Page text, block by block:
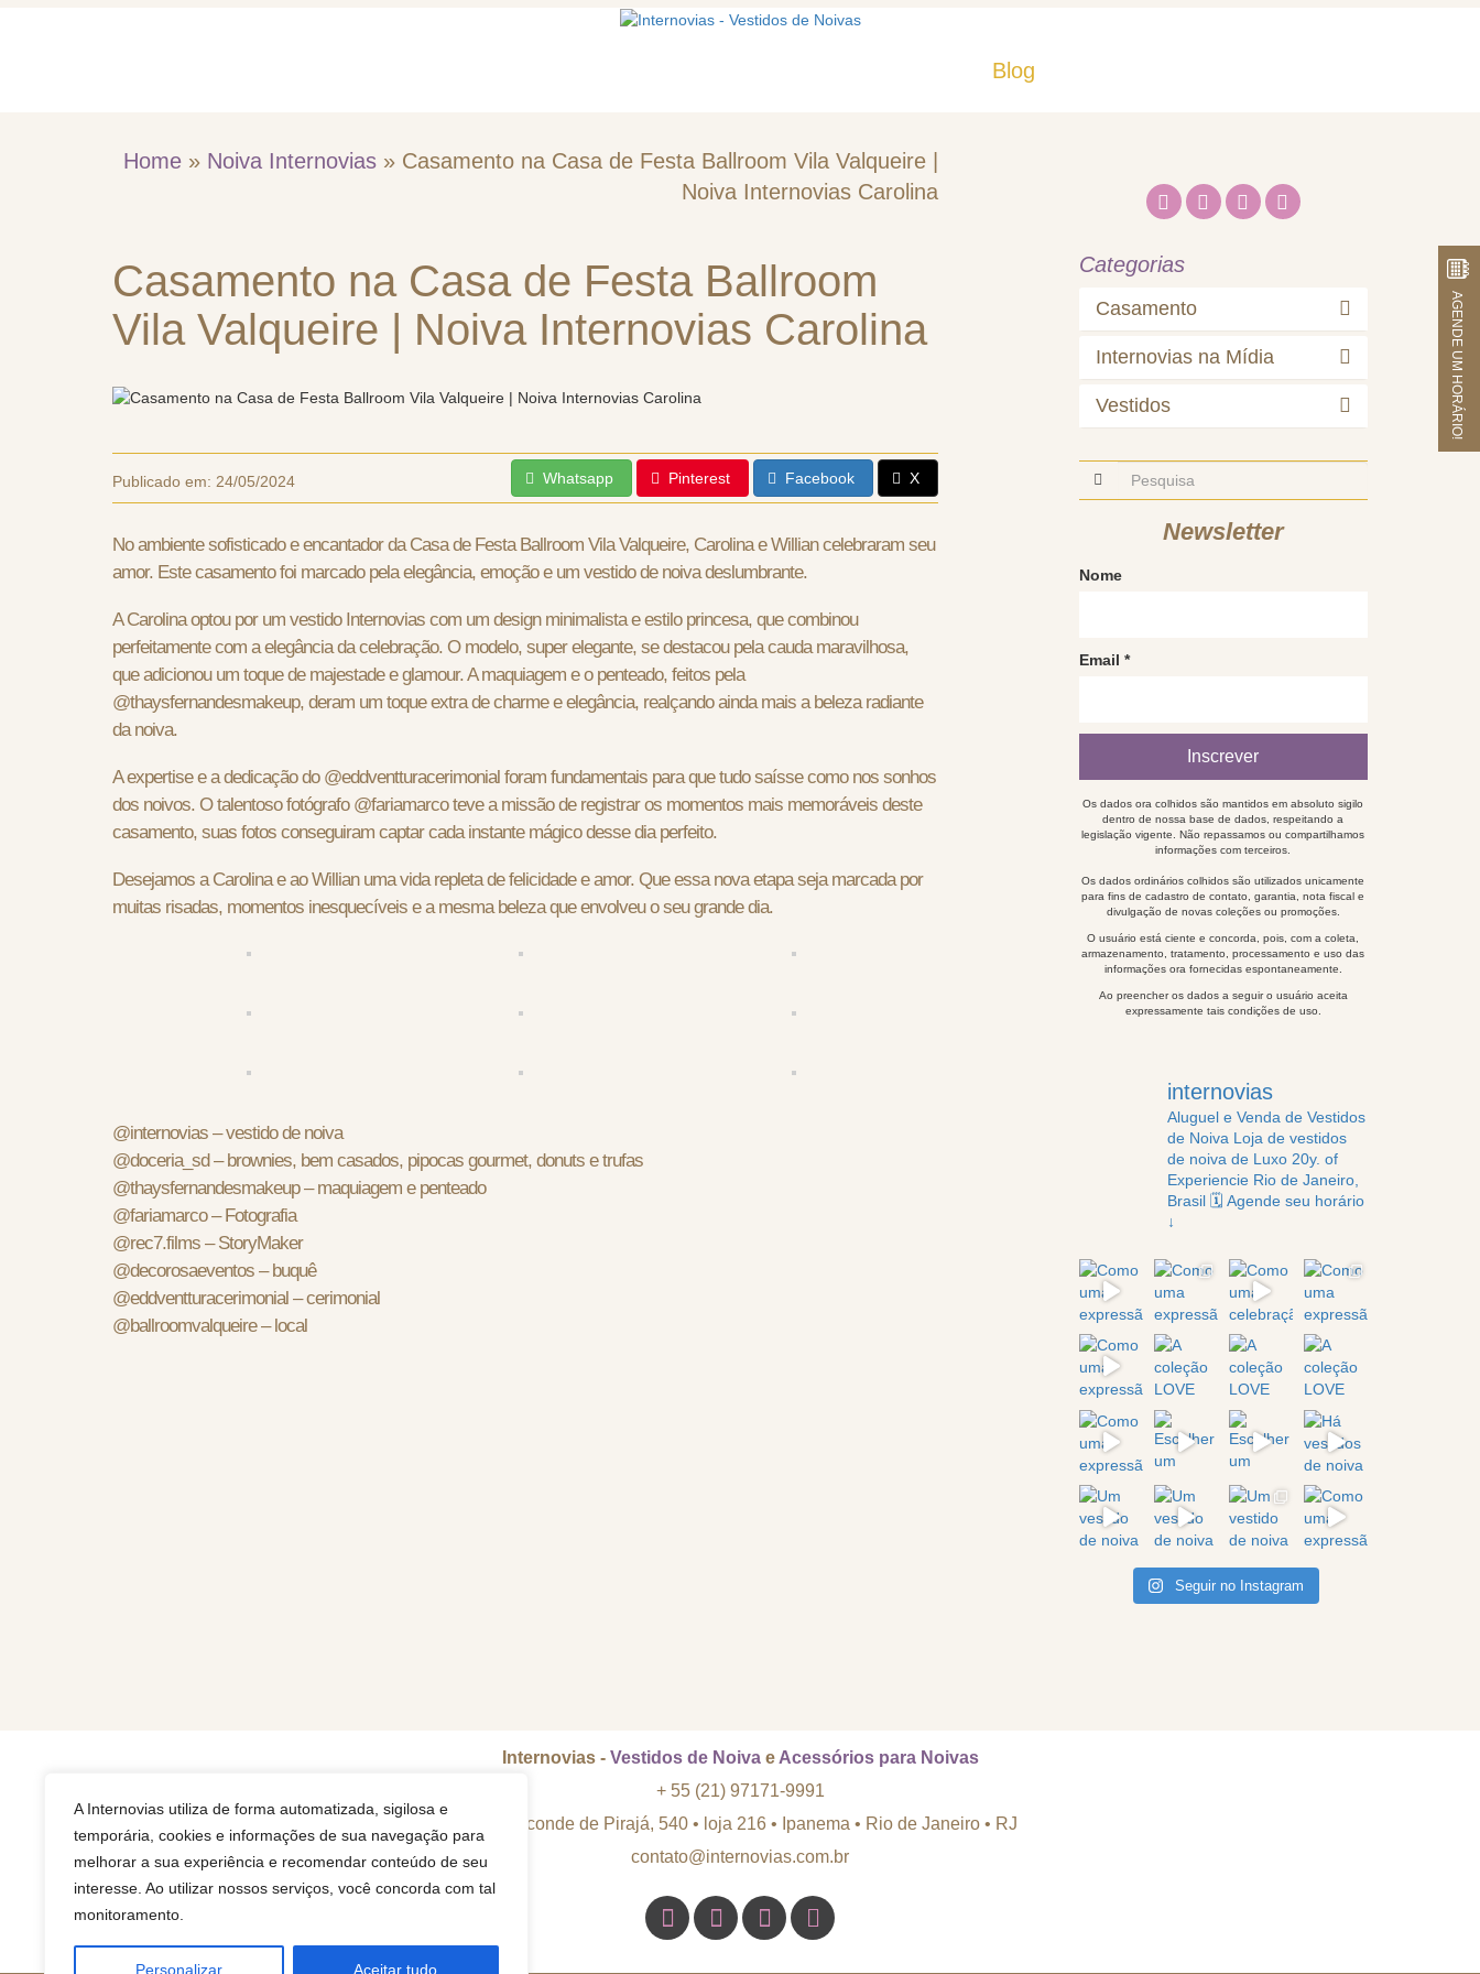
A Internovias utiliza de forma automatizada, sigilosa e
temporária, cookies e informações de sua navegação para
melhorar a sua experiência e recomendar conteúdo de seu
interesse. Ao utilizar nossos serviços, você concorda com tal
monitoramento.
Personalizar Aceitar tudo
Blog
Home » Noiva Internovias » Casamento na Casa de Festa Ballroom Vila Valqueire |
Noiva Internovias Carolina
Casamento na Casa de Festa Ballroom
Vila Valqueire | Noiva Internovias Carolina
Publicado em: 24/05/2024 Whatsapp Pinterest Facebook X
No ambiente sofisticado e encantador da Casa de Festa Ballroom Vila Valqueire, Carolina e Willian celebraram seu
amor. Este casamento foi marcado pela elegância, emoção e um vestido de noiva deslumbrante.
A Carolina optou por um vestido Internovias com um design minimalista e estilo princesa, que combinou
perfeitamente com a elegância da celebração. O modelo, super elegante, se destacou pela cauda maravilhosa,
que adicionou um toque de majestade e glamour. A maquiagem e o penteado, feitos pela
@thaysfernandesmakeup, deram um toque extra de charme e elegância, realçando ainda mais a beleza radiante
da noiva.
A expertise e a dedicação do @eddventturacerimonial foram fundamentais para que tudo saísse como nos sonhos
dos noivos. O talentoso fotógrafo @fariamarco teve a missão de registrar os momentos mais memoráveis deste
casamento, suas fotos conseguiram captar cada instante mágico desse dia perfeito.
Desejamos a Carolina e ao Willian uma vida repleta de felicidade e amor. Que essa nova etapa seja marcada por
muitas risadas, momentos inesquecíveis e a mesma beleza que envolveu o seu grande dia.
@internovias – vestido de noiva
@doceria_sd – brownies, bem casados, pipocas gourmet, donuts e trufas
@thaysfernandesmakeup – maquiagem e penteado
@fariamarco – Fotografia
@rec7.films – StoryMaker
@decorosaeventos – buquê
@eddventturacerimonial – cerimonial
@ballroomvalqueire – local
Categorias
Casamento
Internovias na Mídia
Vestidos
Newsletter
Nome
Email *
Os dados ora colhidos são mantidos em absoluto sigilo
dentro de nossa base de dados, respeitando a
legislação vigente. Não repassamos ou compartilhamos
informações com terceiros.
Os dados ordinários colhidos são utilizados unicamente
para fins de cadastro de contato, garantia, nota fiscal e
divulgação de novas coleções ou promoções.
O usuário está ciente e concorda, pois, com a coleta,
armazenamento, tratamento, processamento e uso das
informações ora fornecidas espontaneamente.
Ao preencher os dados a seguir o usuário aceita
expressamente tais condições de uso.
internovias
Aluguel e Venda de Vestidos
de NoivaLoja de vestidos
de noiva de Luxo20y. of
ExperiencieRio de Janeiro,
Brasil 🗓️ Agende seu horário
↓
Seguir no Instagram
Internovias - Vestidos de Noivae Acessórios para Noivas
+ 55 (21) 97171-9991
Rua Visconde de Pirajá, 540 • loja 216 • Ipanema • Rio de Janeiro• RJ
contato@internovias.com.br
AGENDE UM HORÁRIO!